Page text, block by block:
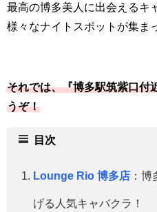
最高の博多美人に出会えるキ
様々なナイトスポットが集ま
それでは、『博多駅筑紫口付
うぞ！
目次
Lounge Rio 博多店 ：
げる人気キャバクラ！